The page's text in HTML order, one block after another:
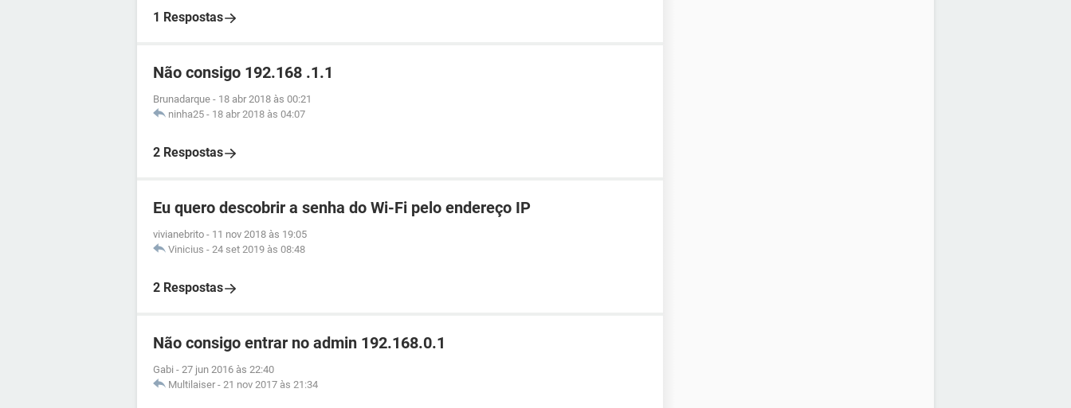
1 Respostas
Não consigo 192.168 .1.1
Brunadarque - 18 abr 2018 às 00:21
ninha25 - 18 abr 2018 às 04:07
2 Respostas
Eu quero descobrir a senha do Wi-Fi pelo endereço IP
vivianebrito - 11 nov 2018 às 19:05
Vinicius - 24 set 2019 às 08:48
2 Respostas
Não consigo entrar no admin 192.168.0.1
Gabi - 27 jun 2016 às 22:40
Multilaiser - 21 nov 2017 às 21:34